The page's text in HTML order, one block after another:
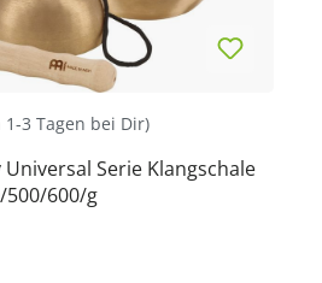
3 Tagen bei Dir)
Serie Klangschale
500/600/g